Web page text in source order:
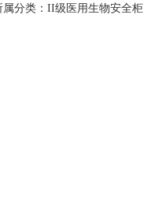
属分类： II级医用生物安全柜